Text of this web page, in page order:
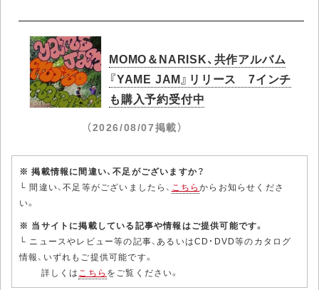
MOMO＆NARISK、共作アルバム
『YAME JAM』リリース 7インチ
も購入予約受付中
（2026/08/07掲載）
※ 掲載情報に間違い、不足がございますか？
└ 間違い、不足等がございましたら、 こちらからお知らせくださ
い。
※ 当サイトに掲載している記事や情報はご提供可能です。
└ ニュースやレビュー等の記事、あるいはCD・DVD等のカタログ
情報、いずれもご提供可能です。
詳しくはこちら をご覧ください。